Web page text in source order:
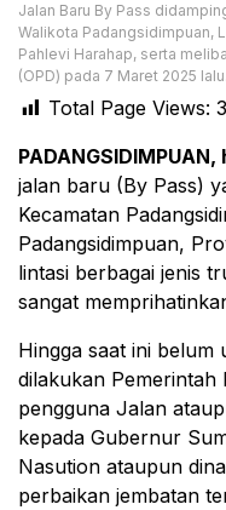
Jalan Baru By Pass
Walikota Padangsidimpuan,
Pahlevi Harahap, serta
(OPD) pada 7 Maret 2025
Total Page Views:
jalan baru (By Pass)
Kecamatan
Padangsidimpuan,
lintasi berbagai jenis
sangat
Hingga saat ini
dilakukan Pemerintah
pengguna Jalan
kepada Gubernur
Nasution ataupun
perbaikan jembatan